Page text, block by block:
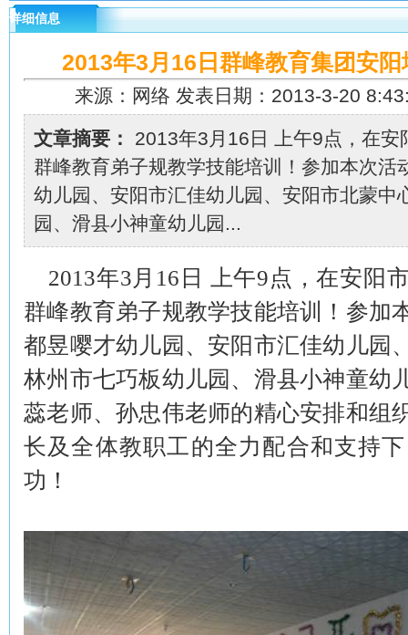
详细信息
2013年3月16日群峰教育集团安
来源：网络 发表日期：2013-3-20
文章摘要：
2013年3月16日 上午9点，在
群峰教育弟子规教学技能培训！参加本次活
幼儿园、安阳市汇佳幼儿园、安阳市北蒙中
园、滑县小神童幼儿园...
2013年3 月 16 日 上午9点，在安阳
群峰教育弟子规教学技能培训！参加
都昱嘤才幼儿园、安阳市汇佳幼儿园
林州市七巧板幼儿园、滑县小神童幼
蕊老师、孙忠伟老师的精心安排和组
长及全体教职工的全力配合和支持
功！